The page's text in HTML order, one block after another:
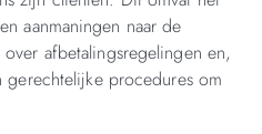
aanmaningen naar de
afbetalingsregelingen en,
procedures om